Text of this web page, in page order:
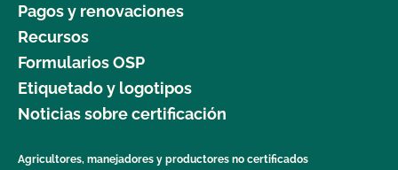
Pagos y renovaciones
Recursos
Formularios OSP
Etiquetado y logotipos
Noticias sobre certificación
Agricultores, manejadores y productores no certificados